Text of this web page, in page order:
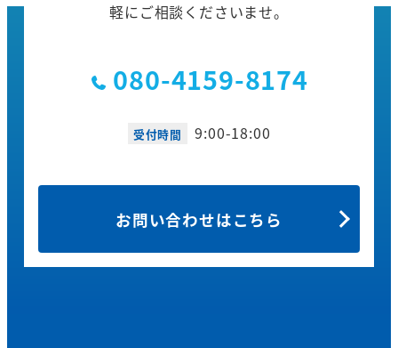
軽にご相談くださいませ。
080-4159-8174
受付時間 9:00-18:00
お問い合わせはこちら